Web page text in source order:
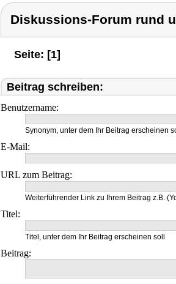
Diskussions-Forum rund
Seite: [1]
Beitrag schreiben:
Benutzername:
Synonym, unter dem Ihr Beitrag erscheinen
E-Mail:
URL zum Beitrag:
Weiterführender Link zu Ihrem Beitrag z.B.
Titel:
Titel, unter dem Ihr Beitrag erscheinen soll
Beitrag: